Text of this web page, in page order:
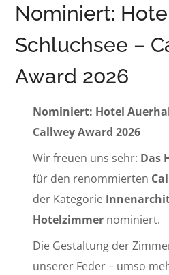
Nominiert:
Schluchsee –
Award 2026
Nominiert: Hotel
Callwey Award 2026
Wir freuen uns sehr: Das
für den renommierten
der Kategorie
Hotelzimmernominiert.
Die Gestaltung der
unserer Feder – umso